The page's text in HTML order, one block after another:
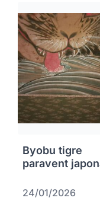
Byobu tigre
paravent
24/01/2026